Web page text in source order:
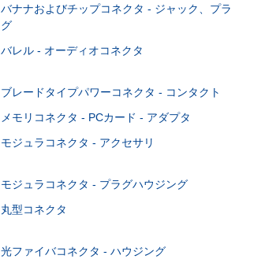
バナナおよびチップコネクタ - ジャック、プラ
グ
バレル - オーディオコネクタ
ブレードタイプパワーコネクタ - コンタクト
メモリコネクタ - PCカード - アダプタ
モジュラコネクタ - アクセサリ
モジュラコネクタ - プラグハウジング
丸型コネクタ
光ファイバコネクタ - ハウジング